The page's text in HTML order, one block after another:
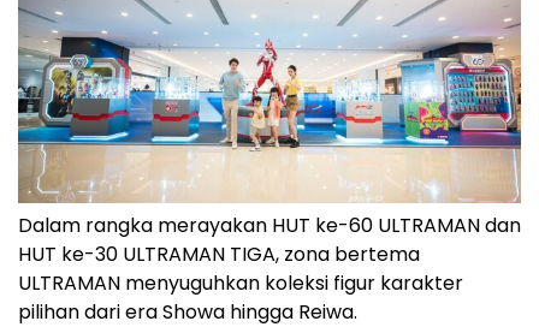
Dalam rangka merayakan HUT ke-60 ULTRAMAN dan
HUT ke-30 ULTRAMAN TIGA, zona bertema
ULTRAMAN menyuguhkan koleksi figur karakter
pilihan dari era Showa hingga Reiwa.